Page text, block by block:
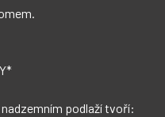
podlaží tvoří: